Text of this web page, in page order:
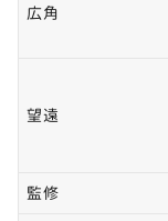
広角
望遠
監修